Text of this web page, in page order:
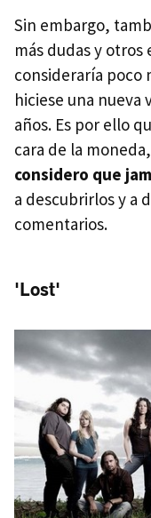
Sin embargo,
más dudas y
consideraría poco
hiciese una nueva
años. Es por ello
cara de la
considero que
a descubrirlos y a
comentarios.
'Lost'